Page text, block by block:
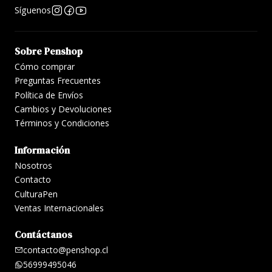
Síguenos
Sobre Penshop
Cómo comprar
Preguntas Frecuentes
Política de Envíos
Cambios y Devoluciones
Términos y Condiciones
Información
Nosotros
Contacto
CulturaPen
Ventas Internacionales
Contáctanos
contacto@penshop.cl
56999495046